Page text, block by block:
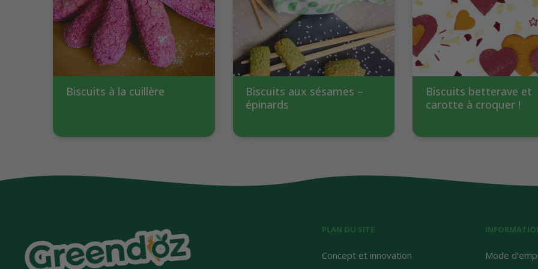
Biscuits à la cuillère
Biscuits aux sésames –
épinards
Biscuits betterave et
carotte à croquer !
PLAN DU SITE
Concept et innovation
Mode